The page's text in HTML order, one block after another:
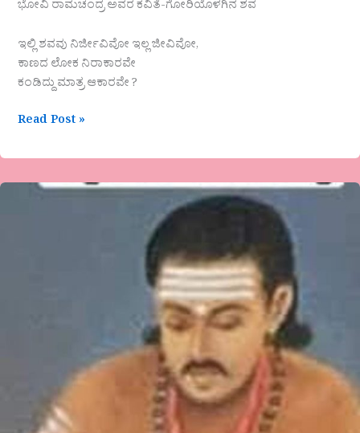
ಭೋವಿ ರಾಮಚಂದ್ರ ಅವರ ಕವಿತೆ-ಗೋರಿಯೊಳಗಿನ ಶವ
ಇಲ್ಲಿ ಶವವು ನಿರ್ಜೀವಿವೋ ಇಲ್ಲ ಜೀವಿವೋ,
ಕಾಣದ ಲೋಕ ನಿರಾಕಾರವೇ
ಕಂಡಿದ್ದು ಮಾತ್ರ ಆಕಾರವೇ ?
Read Post »
ವಚನ